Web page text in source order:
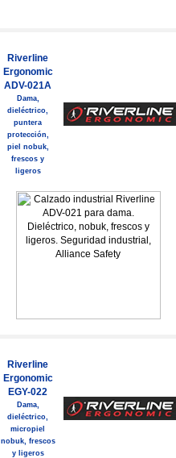
Riverline
Ergonomic
ADV-021A
Dama,
dieléctrico,
puntera
protección,
piel nobuk,
frescos y
ligeros
Riverline
Ergonomic
EGY-022
Dama,
dieléctrico,
micropiel
nobuk, frescos
y ligeros